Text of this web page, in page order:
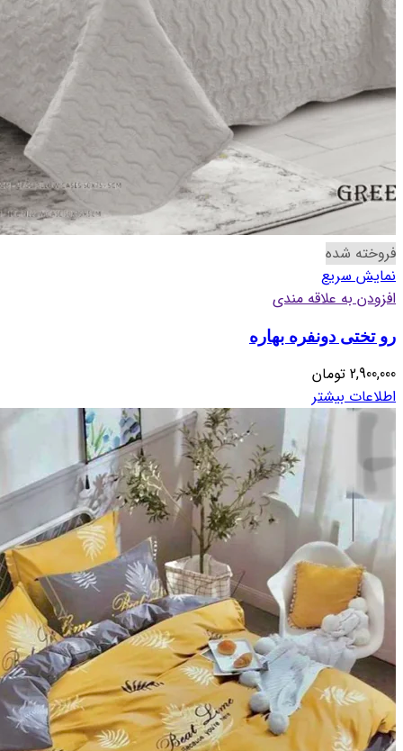
فروخته شده
نمایش سریع
افزودن به علاقه مندی
رو تختی دونفره بهاره
2,900,000 تومان
اطلاعات بیشتر